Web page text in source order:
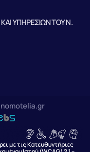
ΥΠΗΡΕΣΙΩΝ ΤΟΥ Ν.
με τις Κατευθυντήριες